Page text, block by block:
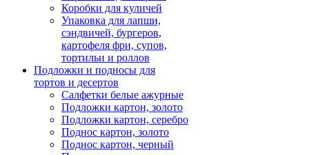
Коробки для куличей
Упаковка для лапши,
сэндвичей, бургеров,
картофеля фри, супов,
тортильи и роллов
Подложки и подносы для
тортов и десертов
Салфетки белые ажурные
Подложки картон, золото
Подложки картон, серебро
Поднос картон, золото
Поднос картон, черный